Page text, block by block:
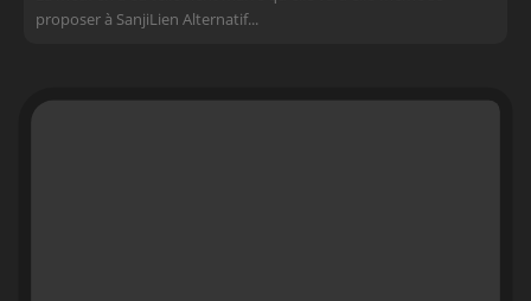
proposer à SanjiLien Alternatif...